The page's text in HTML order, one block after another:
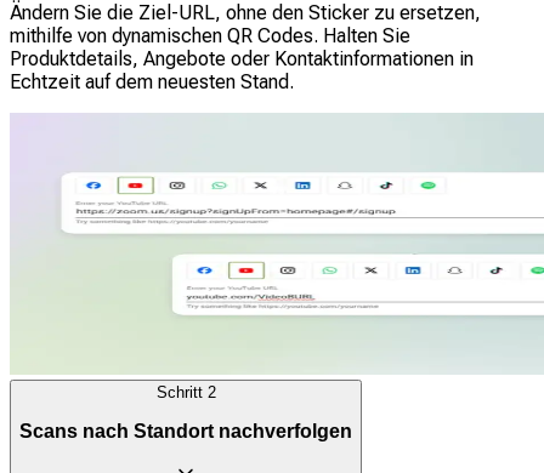
Ändern Sie die Ziel-URL, ohne den Sticker zu ersetzen,
mithilfe von dynamischen QR Codes. Halten Sie
Produktdetails, Angebote oder Kontaktinformationen in
Echtzeit auf dem neuesten Stand.
Schritt 2
Scans nach Standort nachverfolgen